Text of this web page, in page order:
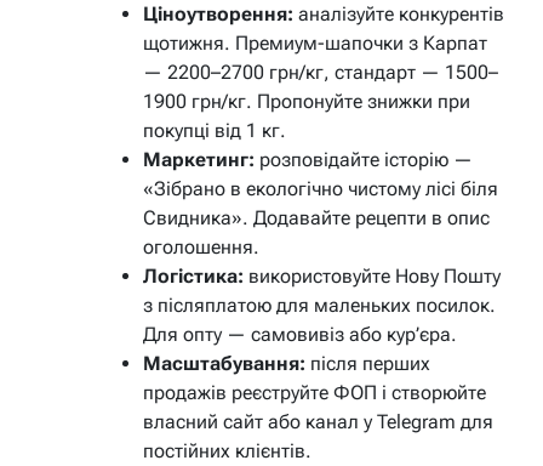
Ціноутворення: аналізуйте конкурентів
щотижня. Премиум-шапочки з Карпат
— 2200–2700 грн/кг, стандарт — 1500–
1900 грн/кг. Пропонуйте знижки при
покупці від 1 кг.
Маркетинг: розповідайте історію —
«Зібрано в екологічно чистому лісі біля
Свидника». Додавайте рецепти в опис
оголошення.
Логістика: використовуйте Нову Пошту
з післяплатою для маленьких посилок.
Для опту — самовивіз або кур’єра.
Масштабування: після перших
продажів реєструйте ФОП і створюйте
власний сайт або канал у Telegram для
постійних клієнтів.